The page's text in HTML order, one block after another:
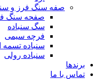
صفه سنگ فرز و
صفحه سنگ
سگ سنباده
فرچه سیمی
سنباده تسمه
سنباده رولی
برندها
تماس با ما